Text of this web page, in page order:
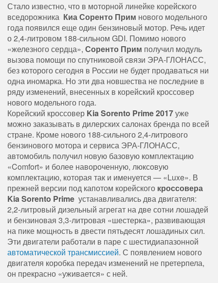
Стало известно, что в моторной линейке корейского
вседорожника Киа Соренто Прим нового модельного
года появился еще один бензиновый мотор. Речь идет
о 2,4-литровом 188-сильном GDI. Помимо нового
«железного сердца», Соренто Прим получил модуль
вызова помощи по спутниковой связи ЭРА-ГЛОНАСС,
без которого сегодня в России не будет продаваться ни
одна иномарка. Но эти два новшества не последние в
ряду изменений, внесенных в корейский кроссовер
нового модельного года.
Корейский кроссовер Kia Sorento Prime 2017уже
можно заказывать в дилерских салонах бренда по всей
стране. Кроме нового 188-сильного 2,4-литрового
бензинового мотора и сервиса ЭРА-ГЛОНАСС,
автомобиль получил новую базовую комплектацию
«Comfort» и более навороченную, люксовую
комплектацию, которая так и именуется — «Luxe». В
прежней версии под капотом корейского кроссовера
Kia Sorento Prime устанавливались два двигателя:
2,2-литровый дизельный агрегат на две сотни лошадей
и бензиновая 3,3-литровая «шестерка», развивающая
на пике мощность в двести пятьдесят лошадиных сил.
Эти двигатели работали в паре с шестидиапазонной
автоматической трансмиссией. С появлением нового
двигателя коробка передач изменений не претерпела,
он прекрасно «уживается» с ней.